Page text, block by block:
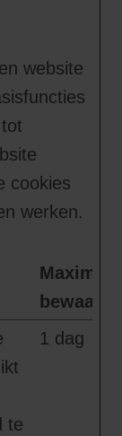
website
cookies
werken.
Maximale
te
1 dag